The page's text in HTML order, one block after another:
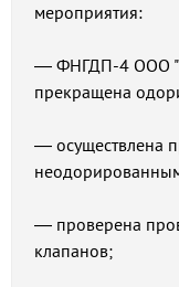
мероприятия:
— ФНГДП-4 ООО
прекращена
— осуществлена
— проверена
клапанов;